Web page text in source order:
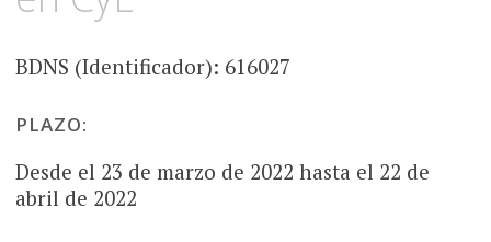
BDNS (Identificador): 616027
PLAZO:
Desde el 23 de marzo de 2022 hasta el 22 de
abril de 2022